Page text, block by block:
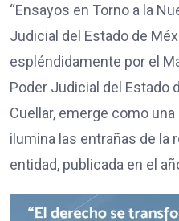
“Ensayos en Torno a la
Judicial del Estado de
espléndidamente por el
Poder Judicial del Estado
Cuellar, emerge como
ilumina las entrañas de la
entidad, publicada en el